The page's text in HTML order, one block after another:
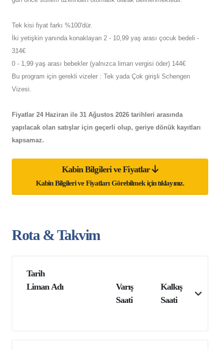
Tek kisi fiyat farkı %100'dür.
İki yetişkin yanında konaklayan 2 - 10,99 yaş arası çocuk bedeli -
314€
0 - 1,99 yaş arası bebekler (yalnızca liman vergisi öder) 144€
Bu program için gerekli vizeler : Tek yada Çok girişli Schengen
Vizesi.
Fiyatlar 24 Haziran ile 31 Ağustos 2026 tarihleri arasında
yapılacak olan satışlar için geçerli olup, geriye dönük kayıtları
kapsamaz.
Kabin Bilgileri ve Fiyatlar
Kabin Bilgileri ve Fiyatları Görebilmek için tıklayınız.
Rota & Takvim
Tarih
Liman Adı
Varış
Saati
Kalkış
Saati